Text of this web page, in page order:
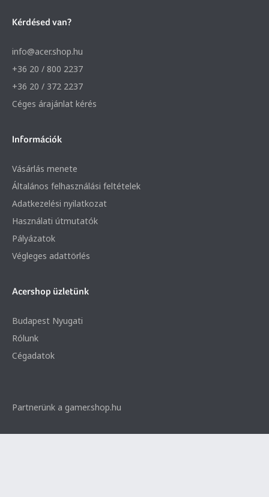
Kérdésed van?
info@acer.shop.hu
+36 20 / 800 2237
+36 20 / 372 2237
Céges árajánlat kérés
Információk
Vásárlás menete
Általános felhasználási feltételek
Adatkezelési nyilatkozat
Használati útmutatók
Pályázatok
Végleges adattörlés
Acershop üzletünk
Budapest Nyugati
Rólunk
Cégadatok
Partnerünk a gamer.shop.hu